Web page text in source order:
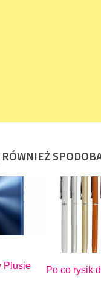
Plusie
Po co rysik